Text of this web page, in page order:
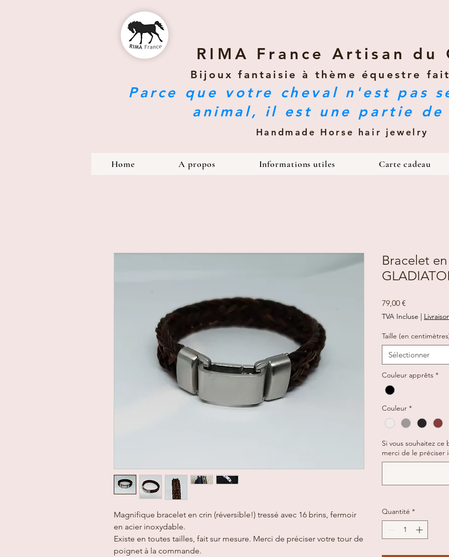
RIMA France Artisan du
Bijoux fantaisie à thème équestre
Parce que votre cheval n'est pas
animal, il est une partie de
Handmade Horse hair jewelry
Home A propos Informations utiles Carte cadeau
Magnifique bracelet en crin (réversible!) tressé avec 16 brins, fermoir
en acier inoxydable.
Existe en toutes tailles, fait sur mesure. Merci de préciser votre tour de
poignet à la commande.
Bracelet
79,00 €
TVA Incluse |
Taille (en
Sélectionner
Couleur apprêts *
Couleur *
Si vous souhaitez ce
merci de le préciser
Quantité *